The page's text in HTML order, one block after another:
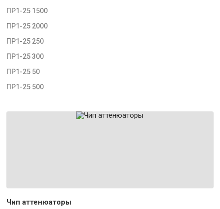
ПР1-25 1500
ПР1-25 2000
ПР1-25 250
ПР1-25 300
ПР1-25 50
ПР1-25 500
Чип аттенюаторы